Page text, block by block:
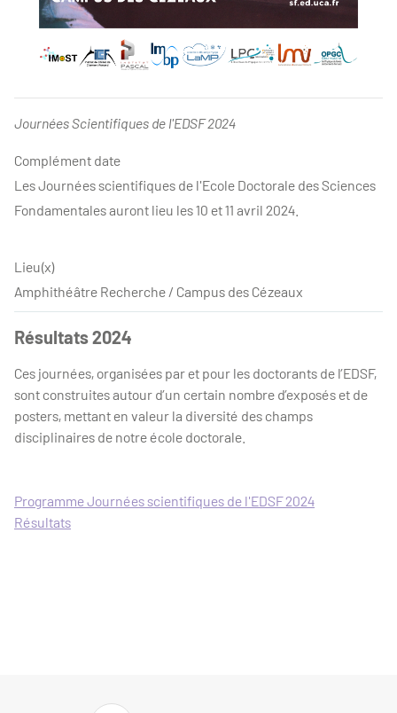
Journées Scientifiques de l'EDSF 2024
Complément date
Les Journées scientifiques de l'Ecole Doctorale des Sciences
Fondamentales auront lieu les 10 et 11 avril 2024.
Lieu(x)
Amphithéâtre Recherche / Campus des Cézeaux
Résultats 2024
Ces journées, organisées par et pour les doctorants de l’EDSF,
sont construites autour d’un certain nombre d’exposés et de
posters, mettant en valeur la diversité des champs
disciplinaires de notre école doctorale.
Programme Journées scientifiques de l'EDSF 2024
Résultats